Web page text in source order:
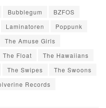
Bubblegum
BZFOS
Laminatoren
Poppunk
The Amuse Girls
The Float
The Hawaiians
The Swipes
The Swoons
Records